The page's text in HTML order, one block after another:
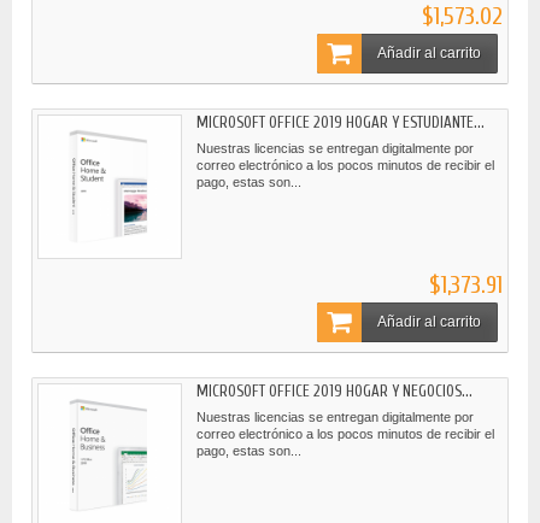
$1,573.02
Añadir al carrito
MICROSOFT OFFICE 2019 HOGAR Y ESTUDIANTE...
Nuestras licencias se entregan digitalmente por
correo electrónico a los pocos minutos de recibir el
pago, estas son...
$1,373.91
Añadir al carrito
MICROSOFT OFFICE 2019 HOGAR Y NEGOCIOS...
Nuestras licencias se entregan digitalmente por
correo electrónico a los pocos minutos de recibir el
pago, estas son...